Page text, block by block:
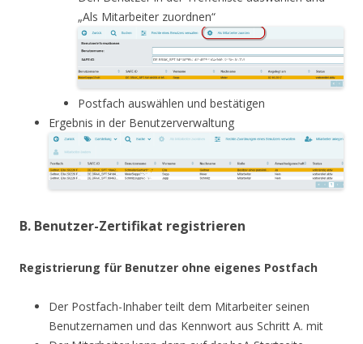
„Als Mitarbeiter zuordnen“
Postfach auswählen und bestätigen
Ergebnis in der Benutzerverwaltung
B. Benutzer-Zertifikat registrieren
Registrierung für Benutzer ohne eigenes Postfach
Der Postfach-Inhaber teilt dem Mitarbeiter seinen
Benutzernamen und das Kennwort aus Schritt A. mit